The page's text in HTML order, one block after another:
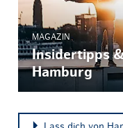
MAGAZIN
Insidertipps
Hamburg